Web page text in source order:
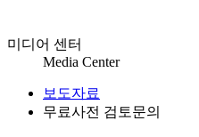
미디어 센터
Media Center
보도자료
무료사전 검토문의